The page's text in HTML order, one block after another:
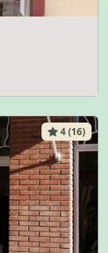
4 (16)